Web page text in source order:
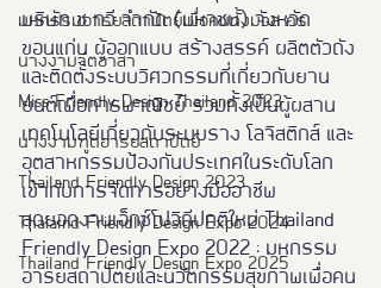
มหกรรมอารยสถาปัตย์เพื่อคนทั้งมวล คร
นางงามจิตอาสา
Miss Friendly Design Thailand 2023
นางงามฑูตอารยสถาปัตย์
Thailand Friendly Design 2023
Thaialnd Friendly Design Expo 2024
Thailand Friendly Design Expo 2025
บริษัท ช ทวี จำกัด (มหาชน) จังหวัด
ขอนแก่น ผู้ออกแบบ สร้างสรรค์ ผลิตตัวถัง
และติดตั้งระบบวิศวกรรมที่เกี่ยวกับยาน
ยนต์เพื่อการพาณิชย์ รวมทั้งเป็นผู้ผสาน
เทคโนโลยีเกี่ยวกับระบบราง โลจิสติกส์ และ
อุตสาหกรรมป้องกันประเทศในระดับโลก
เข้ากับการจัดการอย่างมืออาชีพ
สุดยอดงานเอ็กซ์โปวิถีปกติใหม่ Thailand
Friendly Design Expo 2022 : มหกรรม
อารยสถาปัตย์และนวัตกรรมสุขภาพเพื่อคน